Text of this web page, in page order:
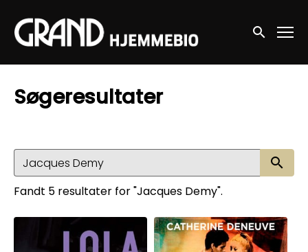
Accessibility Links
Søg nu
Søgeresultater
Fandt 5 resultater for "Jacques Demy".